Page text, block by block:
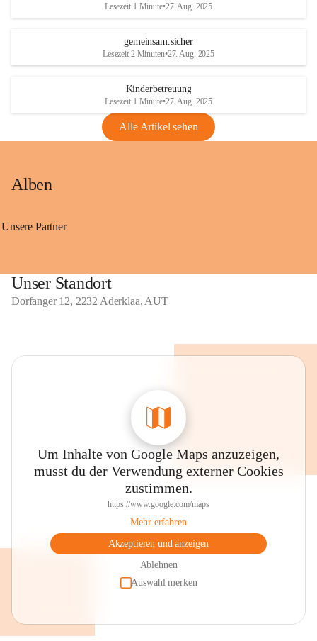
Lesezeit 1 Minute•27. Aug. 2025
gemeinsam.sicher
Lesezeit 2 Minuten•27. Aug. 2025
Kinderbetreuung
Lesezeit 1 Minute•27. Aug. 2025
Alle Artikel sehen
Alben
Unsere Partner
Unser Standort
Dorfanger 12, 2232 Aderklaa, AUT
Um Inhalte von Google Maps anzuzeigen,
musst du der Verwendung externer Cookies
zustimmen.
https://www.google.com/maps
Mehr erfahren
Akzeptieren und anzeigen
Ablehnen
Auswahl merken